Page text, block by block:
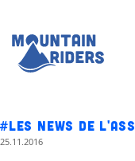
#Les news de
25.11.2016